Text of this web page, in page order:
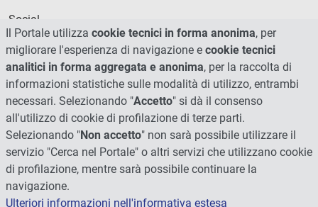
Social
Il Portale utilizza cookie tecnici in forma anonima, per
migliorare l'esperienza di navigazione e cookie tecnici
analitici in forma aggregata e anonima, per la raccolta di
informazioni statistiche sulle modalità di utilizzo, entrambi
necessari. Selezionando "Accetto" si dà il consenso
all'utilizzo di cookie di profilazione di terze parti.
Selezionando "Non accetto" non sarà possibile utilizzare il
servizio "Cerca nel Portale" o altri servizi che utilizzano cookie
di profilazione, mentre sarà possibile continuare la
navigazione.
Ulteriori informazioni nell'informativa estesa